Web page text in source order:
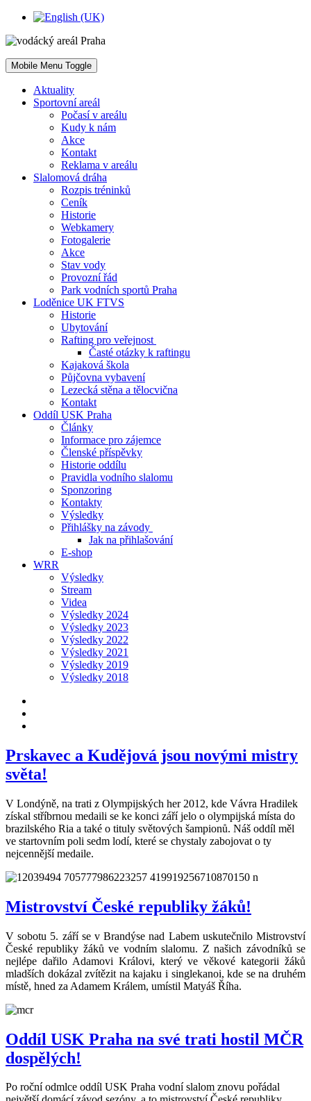
Mobile Menu Toggle
Aktuality
Sportovní areál
Počasí v areálu
Kudy k nám
Akce
Kontakt
Reklama v areálu
Slalomová dráha
Rozpis tréninků
Ceník
Historie
Webkamery
Fotogalerie
Akce
Stav vody
Provozní řád
Park vodních sportů Praha
Loděnice UK FTVS
Historie
Ubytování
Rafting pro veřejnost
Časté otázky k raftingu
Kajaková škola
Půjčovna vybavení
Lezecká stěna a tělocvična
Kontakt
Oddíl USK Praha
Články
Informace pro zájemce
Členské příspěvky
Historie oddílu
Pravidla vodního slalomu
Sponzoring
Kontakty
Výsledky
Přihlášky na závody
Jak na přihlašování
E-shop
WRR
Výsledky
Stream
Videa
Výsledky 2024
Výsledky 2023
Výsledky 2022
Výsledky 2021
Výsledky 2019
Výsledky 2018
Prskavec a Kudějová jsou novými mistry
světa!
V Londýně, na trati z Olympijských her 2012, kde Vávra Hradilek
získal stříbrnou medaili se ke konci září jelo o olympijská místa do
brazilského Ria a také o tituly světových šampionů. Náš oddíl měl
ve startovním poli sedm lodí, které se chystaly zabojovat o ty
nejcennější medaile.
Mistrovství České republiky žáků!
V sobotu 5. září se v Brandýse nad Labem uskutečnilo Mistrovství
České republiky žáků ve vodním slalomu. Z našich závodníků se
nejlépe dařilo Adamovi Královi, který ve věkové kategorii žáků
mladších dokázal zvítězit na kajaku i singlekanoi, kde se na druhém
místě, hned za Adamem Králem, umístil Matyáš Říha.
Oddíl USK Praha na své trati hostil MČR
dospělých!
Po roční odmlce oddíl USK Praha vodní slalom znovu pořádal